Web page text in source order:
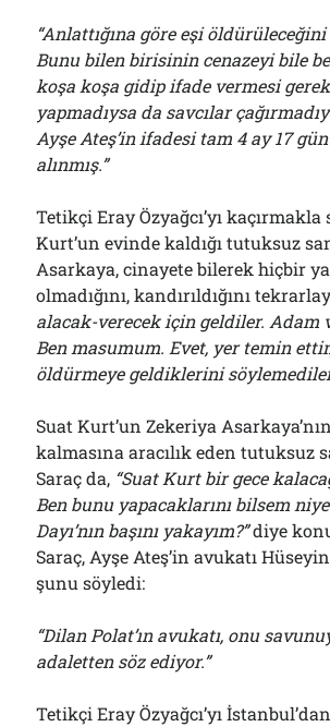
“Anlattığına göre eşi
Bunu bilen birisinin cenazeyi bile
koşa koşa gidip ifade vermesi
yapmadıysa da savcılar
Ayşe Ateş’in ifadesi tam 4 ay 17
alınmış.”
Tetikçi Eray Özyağcı’yı
Kurt’un evinde kaldığı tutuksuz
Asarkaya, cinayete bilerek hiçbir
olmadığını, kandırıldığını
alacak-verecek için geldiler. Adam
Ben masumum. Evet, yer temin
öldürmeye geldiklerini
Suat Kurt’un Zekeriya
kalmasına aracılık eden tutuksuz
Saraç da, “Suat Kurt bir gece
Ben bunu yapacaklarını bilsem
Dayı’nın başını yakayım?”diye
Saraç, Ayşe Ateş’in avukatı
şunu söyledi:
“Dilan Polat’ın avukatı, onu
adaletten söz ediyor.”
Tetikçi Eray Özyağcı’yı